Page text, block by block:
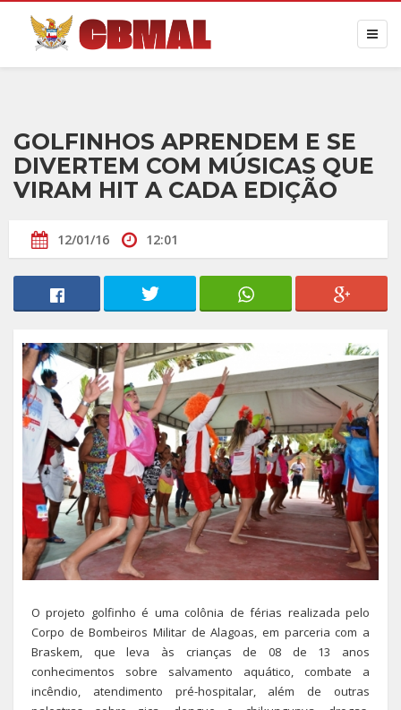
GOLFINHOS APRENDEM E SE
DIVERTEM COM MÚSICAS QUE
VIRAM HIT A CADA EDIÇÃO
12/01/16 12:01
O projeto golfinho é uma colônia de férias realizada pelo
Corpo de Bombeiros Militar de Alagoas, em parceria com a
Braskem, que leva às crianças de 08 de 13 anos
conhecimentos sobre salvamento aquático, combate a
incêndio, atendimento pré-hospitalar, além de outras